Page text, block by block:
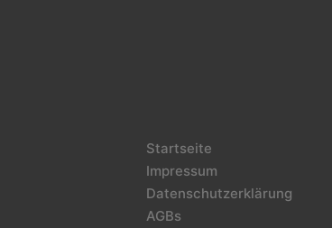
Startseite
Impressum
Datenschutzerklärung
AGBs